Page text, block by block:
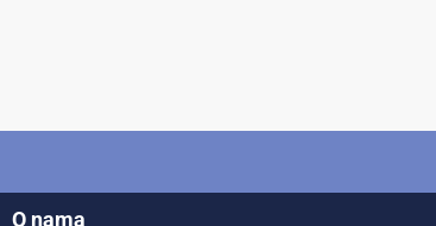
O nama